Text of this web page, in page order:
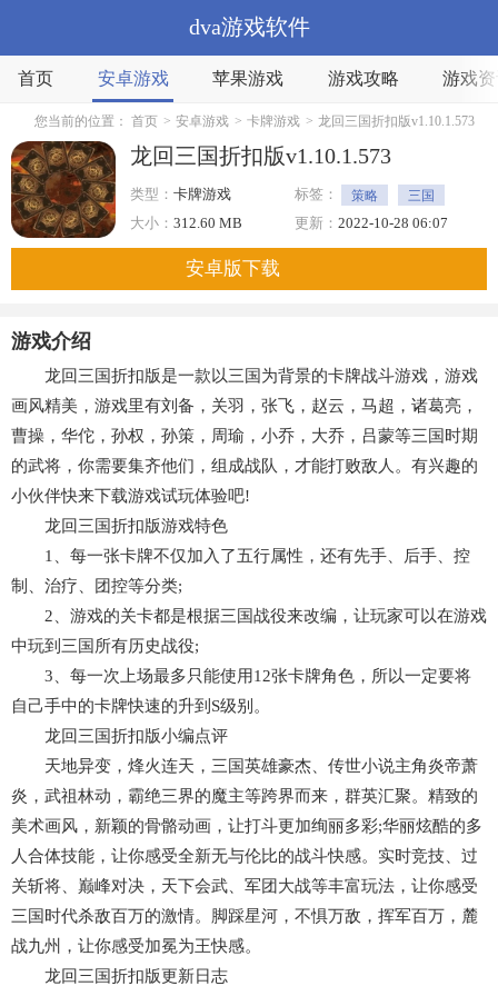
dva游戏软件
首页 安卓游戏 苹果游戏 游戏攻略 游戏
您当前的位置： 首页 > 安卓游戏 > 卡牌游戏 > 龙回三国折扣版v1.10.1.573
龙回三国折扣版v1.10.1.573
类型： 卡牌游戏 标签： 策略
三国
卡牌
大小： 312.60 MB 更新： 2022-10-28 06:07
安卓版下载
游戏介绍
龙回三国折扣版是一款以三国为背景的卡牌战斗游戏，游戏
画风精美，游戏里有刘备，关羽，张飞，赵云，马超，诸葛亮，
曹操，华佗，孙权，孙策，周瑜，小乔，大乔，吕蒙等三国时期
的武将，你需要集齐他们，组成战队，才能打败敌人。有兴趣的
小伙伴快来下载游戏试玩体验吧!
龙回三国折扣版游戏特色
1、每一张卡牌不仅加入了五行属性，还有先手、后手、控
制、治疗、团控等分类;
2、游戏的关卡都是根据三国战役来改编，让玩家可以在游戏
中玩到三国所有历史战役;
3、每一次上场最多只能使用12张卡牌角色，所以一定要将
自己手中的卡牌快速的升到S级别。
龙回三国折扣版小编点评
天地异变，烽火连天，三国英雄豪杰、传世小说主角炎帝萧
炎，武祖林动，霸绝三界的魔主等跨界而来，群英汇聚。精致的
美术画风，新颖的骨骼动画，让打斗更加绚丽多彩;华丽炫酷的多
人合体技能，让你感受全新无与伦比的战斗快感。实时竞技、过
关斩将、巅峰对决，天下会武、军团大战等丰富玩法，让你感受
三国时代杀敌百万的激情。脚踩星河，不惧万敌，挥军百万，麓
战九州，让你感受加冕为王快感。
龙回三国折扣版更新日志